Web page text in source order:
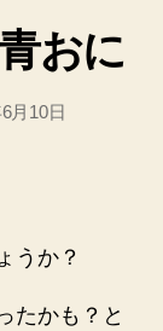
おに
月10日
うか？
たかも？と